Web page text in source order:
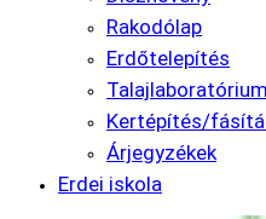
Rakodólap
Erdőtelepítés
Talajlaboratórium
Kertépítés/
Árjegyzékek
Erdei iskola